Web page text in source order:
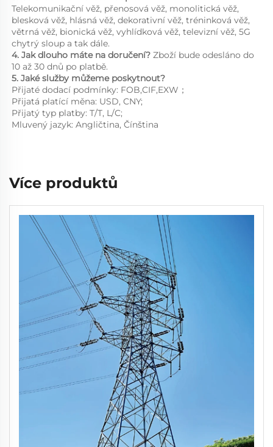
Telekomunikační věž, přenosová věž, monolitická věž,
blesková věž, hlásná věž, dekorativní věž, tréninková věž,
větrná věž, bionická věž, vyhlídková věž, televizní věž, 5G
chytrý sloup a tak dále.
4. Jak dlouho máte na doručení? Zboží bude odesláno do
10 až 30 dnů po platbě.
5. Jaké služby můžeme poskytnout?
Přijaté dodací podmínky: FOB,CIF,EXW；
Přijatá platící měna: USD, CNY;
Přijatý typ platby: T/T, L/C;
Mluvený jazyk: Angličtina, Čínština
Více produktů